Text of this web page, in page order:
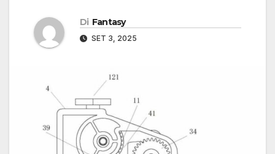
Di Fantasy
SET 3, 2025